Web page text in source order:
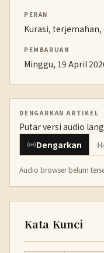
PERAN
Kurasi,
PEMBARUAN
Minggu, 19 April
DENGARKAN ARTIKEL
Putar versi audio
Dengarkan
Audio browser belum
Kata Kunci